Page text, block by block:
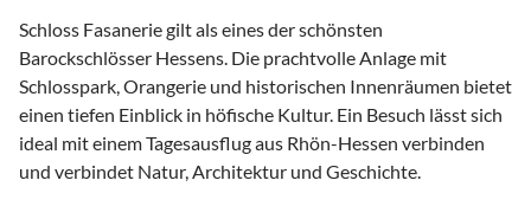
Schloss Fasanerie gilt als eines der schönsten
Barockschlösser Hessens. Die prachtvolle Anlage mit
Schlosspark, Orangerie und historischen Innenräumen bietet
einen tiefen Einblick in höfische Kultur. Ein Besuch lässt sich
ideal mit einem Tagesausflug aus Rhön-Hessen verbinden
und verbindet Natur, Architektur und Geschichte.